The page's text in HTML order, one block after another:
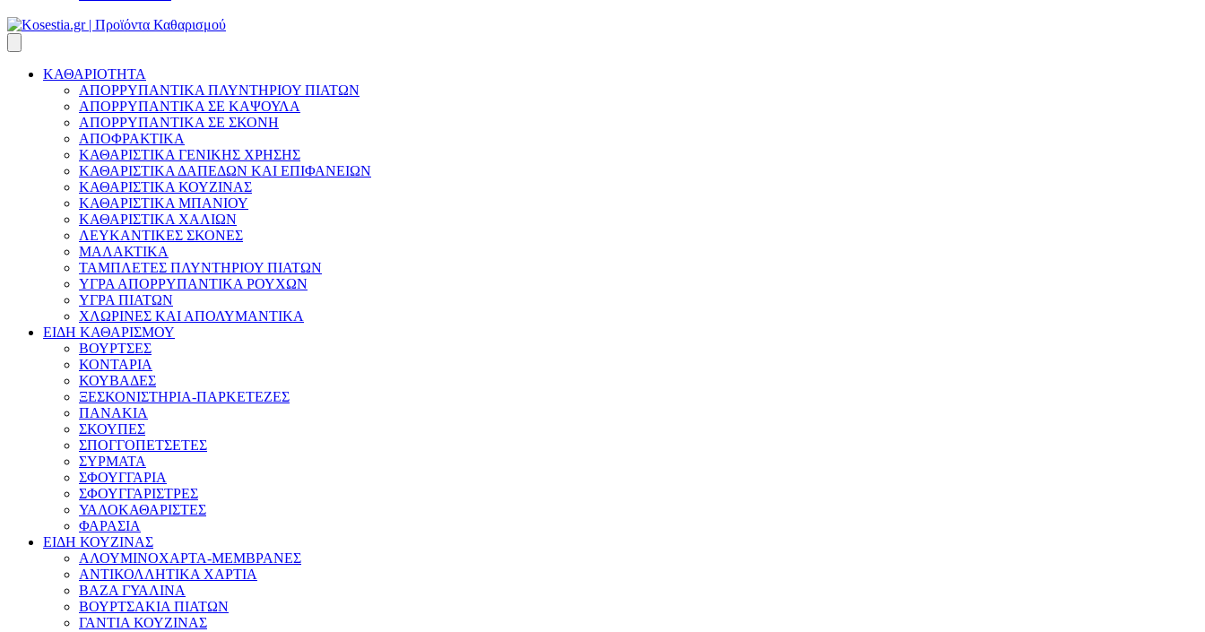
ΚΑΘΑΡΙΟΤΗΤΑ
ΑΠΟΡΡΥΠΑΝΤΙΚΑ ΠΛΥΝΤΗΡΙΟΥ ΠΙΑΤΩΝ
ΑΠΟΡΡΥΠΑΝΤΙΚΑ ΣΕ ΚΑΨΟΥΛΑ
ΑΠΟΡΡΥΠΑΝΤΙΚΑ ΣΕ ΣΚΟΝΗ
ΑΠΟΦΡΑΚΤΙΚΑ
ΚΑΘΑΡΙΣΤΙΚΑ ΓΕΝΙΚΗΣ ΧΡΗΣΗΣ
ΚΑΘΑΡΙΣΤΙΚΑ ΔΑΠΕΔΩΝ ΚΑΙ ΕΠΙΦΑΝΕΙΩΝ
ΚΑΘΑΡΙΣΤΙΚΑ ΚΟΥΖΙΝΑΣ
ΚΑΘΑΡΙΣΤΙΚΑ ΜΠΑΝΙΟΥ
ΚΑΘΑΡΙΣΤΙΚΑ ΧΑΛΙΩΝ
ΛΕΥΚΑΝΤΙΚΕΣ ΣΚΟΝΕΣ
ΜΑΛΑΚΤΙΚΑ
ΤΑΜΠΛΕΤΕΣ ΠΛΥΝΤΗΡΙΟΥ ΠΙΑΤΩΝ
ΥΓΡΑ ΑΠΟΡΡΥΠΑΝΤΙΚΑ ΡΟΥΧΩΝ
ΥΓΡΑ ΠΙΑΤΩΝ
ΧΛΩΡΙΝΕΣ ΚΑΙ ΑΠΟΛΥΜΑΝΤΙΚΑ
ΕΙΔΗ ΚΑΘΑΡΙΣΜΟΥ
ΒΟΥΡΤΣΕΣ
ΚΟΝΤΑΡΙΑ
ΚΟΥΒΑΔΕΣ
ΞΕΣΚΟΝΙΣΤΗΡΙΑ-ΠΑΡΚΕΤΕΖΕΣ
ΠΑΝΑΚΙΑ
ΣΚΟΥΠΕΣ
ΣΠΟΓΓΟΠΕΤΣΕΤΕΣ
ΣΥΡΜΑΤΑ
ΣΦΟΥΓΓΑΡΙΑ
ΣΦΟΥΓΓΑΡΙΣΤΡΕΣ
ΥΑΛΟΚΑΘΑΡΙΣΤΕΣ
ΦΑΡΑΣΙΑ
ΕΙΔΗ ΚΟΥΖΙΝΑΣ
ΑΛΟΥΜΙΝΟΧΑΡΤΑ-ΜΕΜΒΡΑΝΕΣ
ΑΝΤΙΚΟΛΛΗΤΙΚΑ ΧΑΡΤΙΑ
ΒΑΖΑ ΓΥΑΛΙΝΑ
ΒΟΥΡΤΣΑΚΙΑ ΠΙΑΤΩΝ
ΓΑΝΤΙΑ ΚΟΥΖΙΝΑΣ